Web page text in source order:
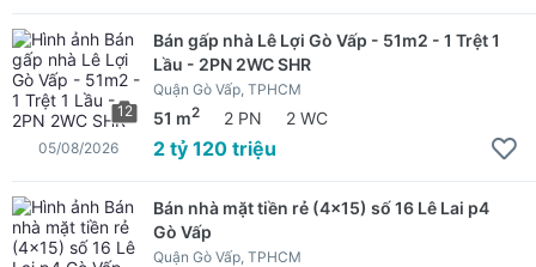
12
Bán gấp nhà Lê Lợi Gò Vấp - 51m2 - 1 Trệt 1
Lầu - 2PN 2WC SHR
Quận Gò Vấp, TPHCM
51 m2 2 PN 2 WC
2 tỷ 120 triệu
05/08/2026
Bán nhà mặt tiền rẻ (4x15) số 16 Lê Lai p4
Gò Vấp
Quận Gò Vấp, TPHCM